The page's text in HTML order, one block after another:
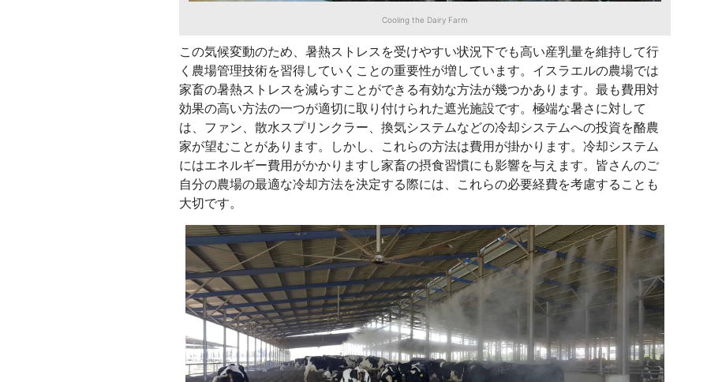
Cooling the Dairy Farm
この気候変動のため、暑熱ストレスを受けやすい状況下でも高い産乳量を維持して行
く農場管理技術を習得していくことの重要性が増しています。イスラエルの農場では
家畜の暑熱ストレスを減らすことができる有効な方法が幾つかあります。最も費用対
効果の高い方法の一つが適切に取り付けられた遮光施設です。極端な暑さに対して
は、ファン、散水スプリンクラー、換気システムなどの冷却システムへの投資を酪農
家が望むことがあります。しかし、これらの方法は費用が掛かります。冷却システム
にはエネルギー費用がかかりますし家畜の摂食習慣にも影響を与えます。皆さんのご
自分の農場の最適な冷却方法を決定する際には、これらの必要経費を考慮することも
大切です。